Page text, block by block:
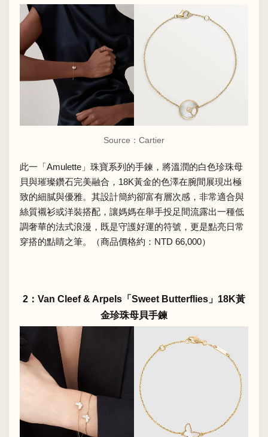
Source： Cartier
此一「Amulette」珠寶系列的手鍊，將溫潤的白色珍珠母
貝與璀璨鑽石完美融合，18K黃金的色澤在腕間展現出極
致的細膩與優雅。其設計簡約卻富有層次感，非常適合與
絲質襯衫或洋裝搭配，讓媽媽在舉手投足間流露出一種低
調奢華的法式浪漫，既是守護好運的符號，更是點亮日常
穿搭的點睛之筆。（商品價格約：NTD 66,000）
2：Van Cleef & Arpels「Sweet Butterflies」18K黃
金珍珠母貝手鍊